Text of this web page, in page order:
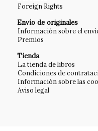
Foreign Rights
Envío de originales
Información sobre el
Premios
Tienda
La tienda de libros
Condiciones de
Información sobre las
Aviso legal